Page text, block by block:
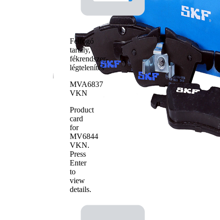
WVA-szám 23282
száma
4
Felfogó
tartály,
fékrendszer-
légtelenítés
MVA6837
VKN
Product
card
for
MV6844
VKN.
Press
Enter
to
view
details.